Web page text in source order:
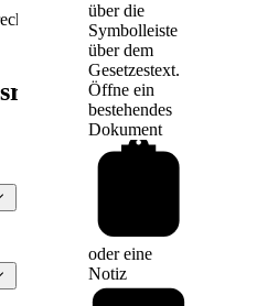
über die
Symbolleiste
über dem
Gesetzestext.
Öffne ein
bestehendes
Dokument
oder eine
Notiz